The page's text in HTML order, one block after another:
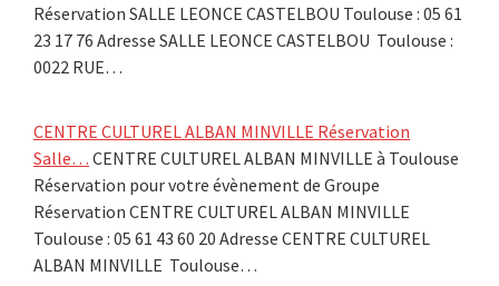
Réservation SALLE LEONCE CASTELBOU Toulouse : 05 61
23 17 76 Adresse SALLE LEONCE CASTELBOU Toulouse :
0022 RUE…
CENTRE CULTUREL ALBAN MINVILLE Réservation
Salle… CENTRE CULTUREL ALBAN MINVILLE à Toulouse
Réservation pour votre évènement de Groupe
Réservation CENTRE CULTUREL ALBAN MINVILLE
Toulouse : 05 61 43 60 20 Adresse CENTRE CULTUREL
ALBAN MINVILLE Toulouse…